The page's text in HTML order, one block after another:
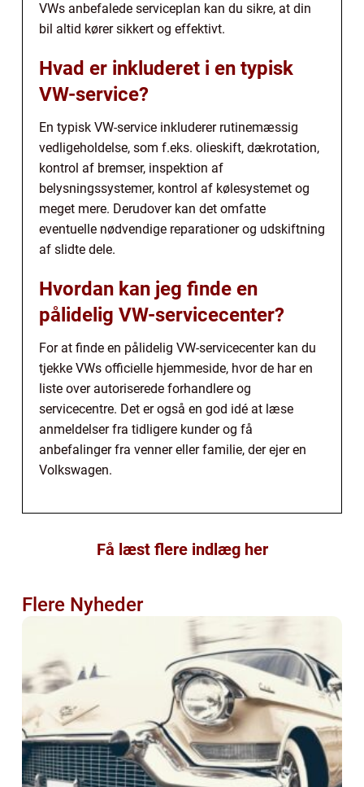
VWs anbefalede serviceplan kan du sikre, at din
bil altid kører sikkert og effektivt.
Hvad er inkluderet i en typisk
VW-service?
En typisk VW-service inkluderer rutinemæssig
vedligeholdelse, som f.eks. olieskift, dækrotation,
kontrol af bremser, inspektion af
belysningssystemer, kontrol af kølesystemet og
meget mere. Derudover kan det omfatte
eventuelle nødvendige reparationer og udskiftning
af slidte dele.
Hvordan kan jeg finde en
pålidelig VW-servicecenter?
For at finde en pålidelig VW-servicecenter kan du
tjekke VWs officielle hjemmeside, hvor de har en
liste over autoriserede forhandlere og
servicecentre. Det er også en god idé at læse
anmeldelser fra tidligere kunder og få
anbefalinger fra venner eller familie, der ejer en
Volkswagen.
Få læst flere indlæg her
Flere Nyheder